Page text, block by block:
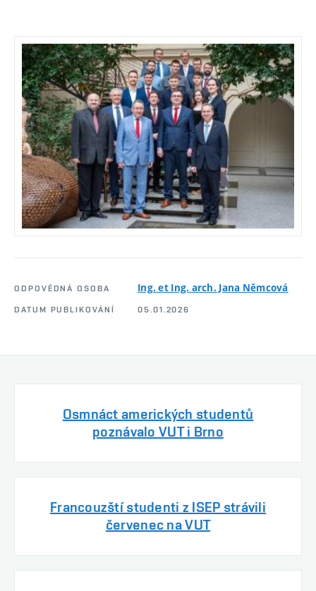
ODPOVĚDNÁ OSOBA Ing. et Ing. arch. Jana Němcová
DATUM PUBLIKOVÁNÍ 05.01.2026
Osmnáct amerických studentů
poznávalo VUT i Brno
Francouzští studenti z ISEP strávili
červenec na VUT